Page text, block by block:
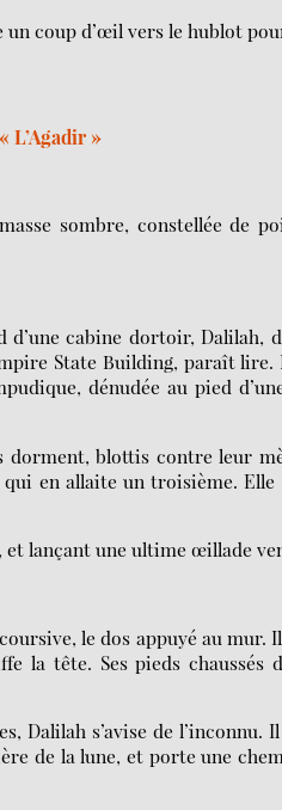
coup d’œil vers le hublot
L’Agadir »
sombre, constellée de
d’une cabine dortoir,
State Building, paraît
dénudée au pied
dorment, blottis contre leur
en allaite un troisième.
lançant une ultime œillade
le dos appuyé au
la tête. Ses pieds chaussés
s’avise de l’inconnu.
de la lune, et porte une